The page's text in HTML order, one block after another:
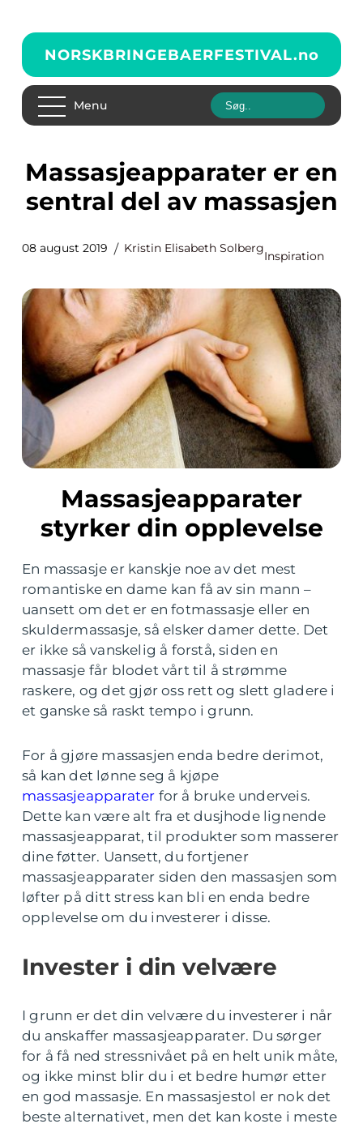
NORSKBRINGEBAERFESTIVAL.no
Menu
Massasjeapparater er en
sentral del av massasjen
08 august 2019 Kristin Elisabeth Solberg
Inspiration
Massasjeapparater
styrker din opplevelse
En massasje er kanskje noe av det mest
romantiske en dame kan få av sin mann –
uansett om det er en fotmassasje eller en
skuldermassasje, så elsker damer dette. Det
er ikke så vanskelig å forstå, siden en
massasje får blodet vårt til å strømme
raskere, og det gjør oss rett og slett gladere i
et ganske så raskt tempo i grunn.
For å gjøre massasjen enda bedre derimot,
så kan det lønne seg å kjøpe
massasjeapparater for å bruke underveis.
Dette kan være alt fra et dusjhode lignende
massasjeapparat, til produkter som masserer
dine føtter. Uansett, du fortjener
massasjeapparater siden den massasjen som
løfter på ditt stress kan bli en enda bedre
opplevelse om du investerer i disse.
Invester i din velvære
I grunn er det din velvære du investerer i når
du anskaffer massasjeapparater. Du sørger
for å få ned stressnivået på en helt unik måte,
og ikke minst blir du i et bedre humør etter
en god massasje. En massasjestol er nok det
beste alternativet, men det kan koste i meste